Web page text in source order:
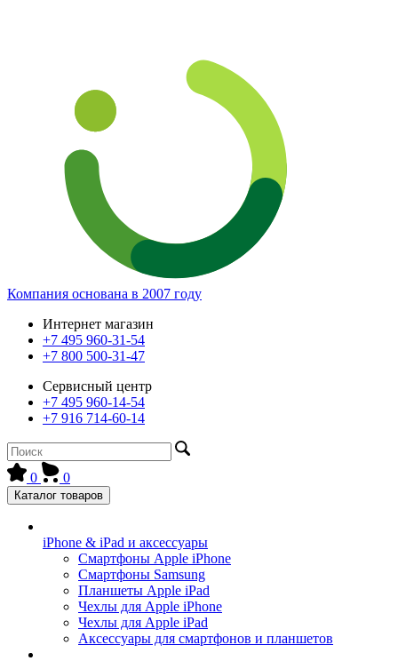
Компания основана в 2007 году
Интернет магазин
+7 495 960-31-54
+7 800 500-31-47
Сервисный центр
+7 495 960-14-54
+7 916 714-60-14
0 0
Каталог товаров
iPhone & iPad и аксессуары
Смартфоны Apple iPhone
Смартфоны Samsung
Планшеты Apple iPad
Чехлы для Apple iPhone
Чехлы для Apple iPad
Аксессуары для смартфонов и планшетов